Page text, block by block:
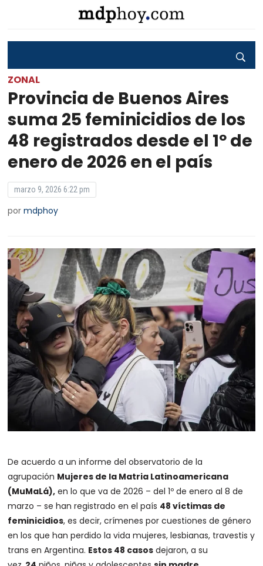
ZONAL
Provincia de Buenos Aires
suma 25 feminicidios de los
48 registrados desde el 1º de
enero de 2026 en el país
marzo 9, 2026 6:22 pm
pormdphoy
De acuerdo a un informe del observatorio de la
agrupación Mujeres de la Matria Latinoamericana
(MuMaLá), en lo que va de 2026 – del 1º de enero al 8 de
marzo – se han registrado en el país 48 víctimas de
feminicidios, es decir, crímenes por cuestiones de género
en los que han perdido la vida mujeres, lesbianas, travestis y
trans en Argentina. Estos 48 casos dejaron, a su